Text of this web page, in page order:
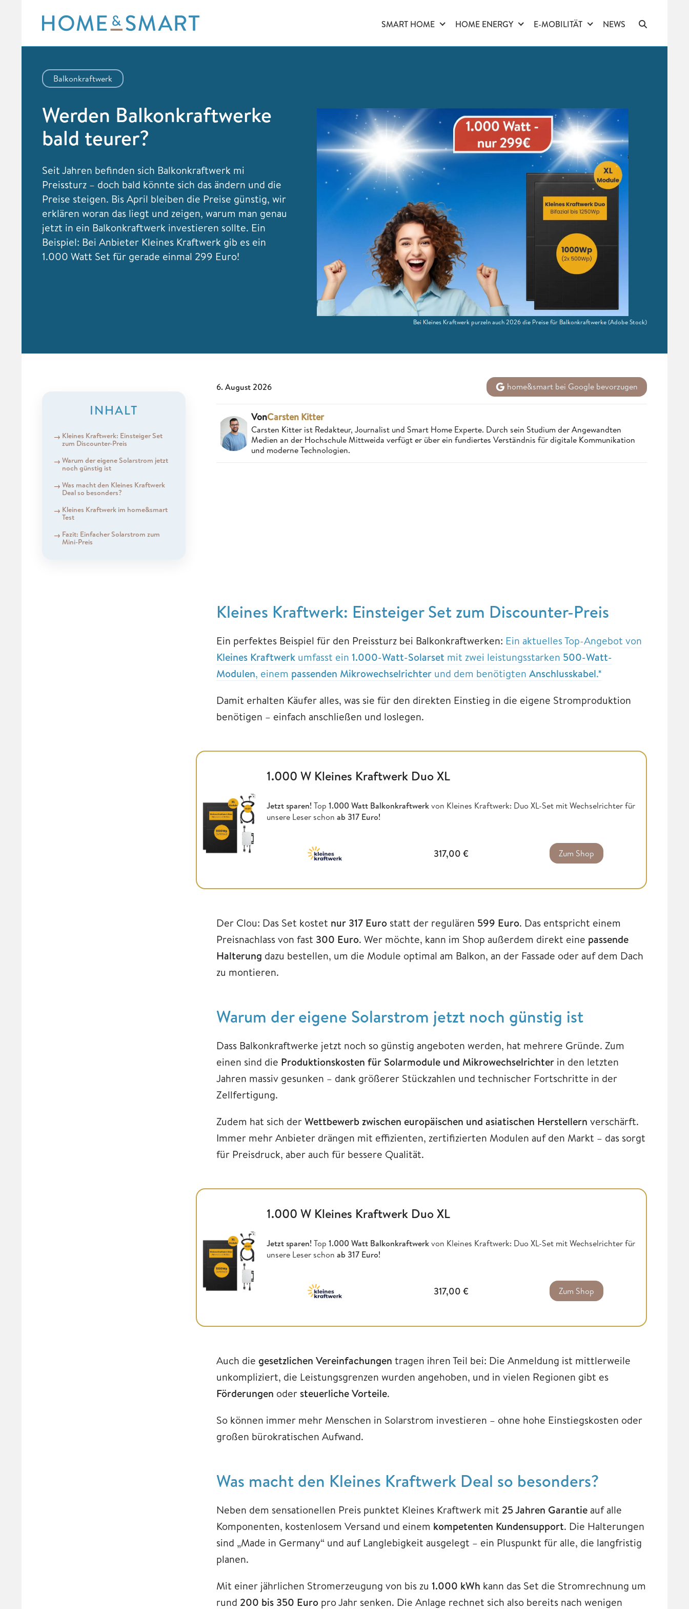
content
SMART HOME HOME ENERGY E-MOBILITÄT NEWS
Balkonkraftwerk
Werden Balkonkraftwerke
bald teurer?
Seit Jahren befinden sich Balkonkraftwerk mi
Preissturz – doch bald könnte sich das ändern und die
Preise steigen. Bis April bleiben die Preise günstig, wir
erklären woran das liegt und zeigen, warum man genau
jetzt in ein Balkonkraftwerk investieren sollte. Ein
Beispiel: Bei Anbieter Kleines Kraftwerk gib es ein
1.000 Watt Set für gerade einmal 299 Euro!
Bei Kleines Kraftwerk purzeln auch 2026 die Preise für Balkonkraftwerke(Adobe Stock)
INHALT
Kleines Kraftwerk: Einsteiger Set
zum Discounter-Preis
Warum der eigene Solarstrom jetzt
noch günstig ist
Was macht den Kleines Kraftwerk
Deal so besonders?
Kleines Kraftwerk im home&smart
Test
Fazit: Einfacher Solarstrom zum
Mini-Preis
6. August 2026 home&smart bei Google bevorzugen
VonCarsten Kitter
Carsten Kitter ist Redakteur, Journalist und Smart Home Experte. Durch sein Studium der Angewandten
Medien an der Hochschule Mittweida verfügt er über ein fundiertes Verständnis für digitale Kommunikation
und moderne Technologien.
Kleines Kraftwerk: Einsteiger Set zum Discounter-Preis
Ein perfektes Beispiel für den Preissturz bei Balkonkraftwerken: Ein aktuelles Top-Angebot von
Kleines Kraftwerk umfasst ein 1.000-Watt-Solarset mit zwei leistungsstarken 500-Watt-
Modulen, einem passenden Mikrowechselrichter und dem benötigten Anschlusskabel.*
Damit erhalten Käufer alles, was sie für den direkten Einstieg in die eigene Stromproduktion
benötigen – einfach anschließen und loslegen.
1.000 W Kleines Kraftwerk Duo XL
Jetzt sparen! Top 1.000 Watt Balkonkraftwerkvon Kleines Kraftwerk: Duo XL-Set mit Wechselrichter für
unsere Leser schon ab 317 Euro!
317,00 € Zum Shop
Der Clou: Das Set kostet nur 317 Euro statt der regulären 599 Euro. Das entspricht einem
Preisnachlass von fast 300 Euro. Wer möchte, kann im Shop außerdem direkt eine passende
Halterung dazu bestellen, um die Module optimal am Balkon, an der Fassade oder auf dem Dach
zu montieren.
Warum der eigene Solarstrom jetzt noch günstig ist
Dass Balkonkraftwerke jetzt noch so günstig angeboten werden, hat mehrere Gründe. Zum
einen sind die Produktionskosten für Solarmodule und Mikrowechselrichter in den letzten
Jahren massiv gesunken – dank größerer Stückzahlen und technischer Fortschritte in der
Zellfertigung.
Zudem hat sich derWettbewerb zwischen europäischen und asiatischen Herstellern verschärft.
Immer mehr Anbieter drängen mit effizienten, zertifizierten Modulen auf den Markt – das sorgt
für Preisdruck, aber auch für bessere Qualität.
1.000 W Kleines Kraftwerk Duo XL
Jetzt sparen! Top 1.000 Watt Balkonkraftwerkvon Kleines Kraftwerk: Duo XL-Set mit Wechselrichter für
unsere Leser schon ab 317 Euro!
317,00 € Zum Shop
Auch die gesetzlichen Vereinfachungen tragen ihren Teil bei: Die Anmeldung ist mittlerweile
unkompliziert, die Leistungsgrenzen wurden angehoben, und in vielen Regionen gibt es
Förderungen oder steuerliche Vorteile.
So können immer mehr Menschen in Solarstrom investieren – ohne hohe Einstiegskosten oder
großen bürokratischen Aufwand.
Was macht den Kleines Kraftwerk Deal so besonders?
Neben dem sensationellen Preis punktet Kleines Kraftwerk mit 25 Jahren Garantie auf alle
Komponenten, kostenlosem Versand und einem kompetenten Kundensupport. Die Halterungen
sind „Made in Germany“ und auf Langlebigkeit ausgelegt – ein Pluspunkt für alle, die langfristig
planen.
Mit einer jährlichen Stromerzeugung von bis zu 1.000 kWh kann das Set die Stromrechnung um
rund 200 bis 350 Euro pro Jahr senken. Die Anlage rechnet sich also bereits nach wenigen